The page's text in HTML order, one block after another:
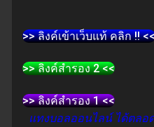
>> ลิงค์เข้าเว็บแท้ คลิก !!
>> ลิงค์สำรอง 2 <<
>> ลิงค์สำรอง 1 <<
แทงบอลออนไลน์ ได้ตลอ